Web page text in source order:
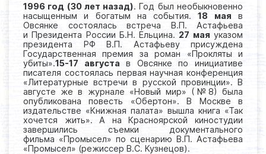
1996 год (30 лет назад). Год был необыкновенно
насыщенным и богатым на события.18 мая в
Овсянке состоялась встреча В.П. Астафьева
и Президента России Б.Н. Ельцина. 27 мая указом
президента РФ В.П. Астафьеву присуждена
Государственная премия за роман «Прокляты и
убиты».15-17 августа в Овсянке по инициативе
писателя состоялась первая научная конференция
«Литературные встречи в русской провинции». В
августе же в журнале «Новый мир» (№8) была
опубликована повесть «Обертон». В Москве в
издательстве «Книжная палата» вышла книга «Так
хочется жить». А на Красноярской киностудии
завершились съемки документального
фильма «Промысел» по сценарию В.П. Астафьева
«Промысел» (режиссер В.С. Кузнецов).